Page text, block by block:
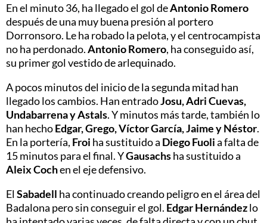
En el minuto 36, ha llegado el gol deAntonio Romero
después de una muy buena presión al portero
Dorronsoro. Le ha robado la pelota, y el centrocampista
no ha perdonado.AntonioRomero, ha conseguido así,
su primer gol vestido de arlequinado.
A pocos minutos del inicio de la segunda mitad han
llegado los cambios. Han entradoJosu, Adri Cuevas,
Undabarrena y Astals. Y minutos más tarde, también lo
han hechoEdgar, Grego, Víctor García, Jaime y Néstor.
En la portería, Froi ha sustituido a Diego Fuolia falta de
15 minutos para el final. YGausachsha sustituido a
Aleix Cochen el eje defensivo.
ElSabadell ha continuado creando peligro en el área del
Badalona pero sin conseguir el gol. Edgar Hernándezlo